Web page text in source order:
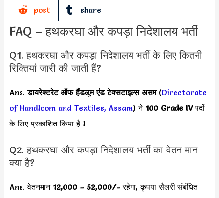
post share
FAQ – हथकरघा और कपड़ा निदेशालय भर्ती
Q1. हथकरघा और कपड़ा निदेशालय भर्ती के लिए कितनी
रिक्तियां जारी की जाती हैं?
Ans.डायरेक्टरेट ऑफ हैंडलूम एंड टेक्सटाइल्स असम(Directorate
of Handloom and Textiles, Assam) ने 100 Grade IVपदों
के लिए प्रकाशित किया है l
Q2. हथकरघा और कपड़ा निदेशालय भर्ती का वेतन मान
क्या है?
Ans. वेतनमान 12,000 – 52,000/-रहेगा, कृपया सैलरी संबंधित